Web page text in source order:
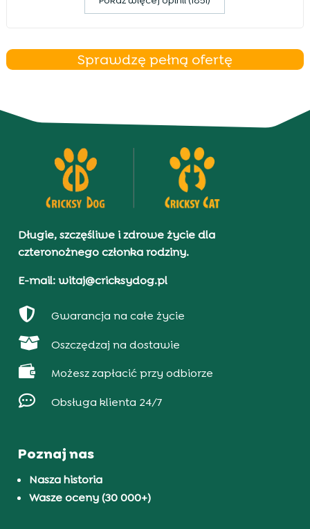
Sprawdzę pełną ofertę
Długie, szczęśliwe i zdrowe życie dla
czteronożnego członka rodziny.
E-mail: witaj@cricksydog.pl
 Gwarancja na całe życie
 Oszczędzaj na dostawie
 Możesz zapłacić przy odbiorze
 Obsługa klienta 24/7
Poznaj nas
Nasza historia
Wasze oceny (30 000+)